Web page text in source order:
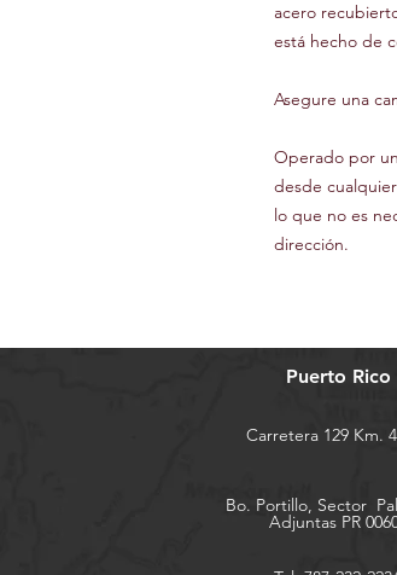
acero
está hecho de
Asegure una
Operado por
desde
lo que no es
dirección.
Puerto Rico
Carretera 129 Km.
Bo. Portillo, Sector
Adjuntas PR